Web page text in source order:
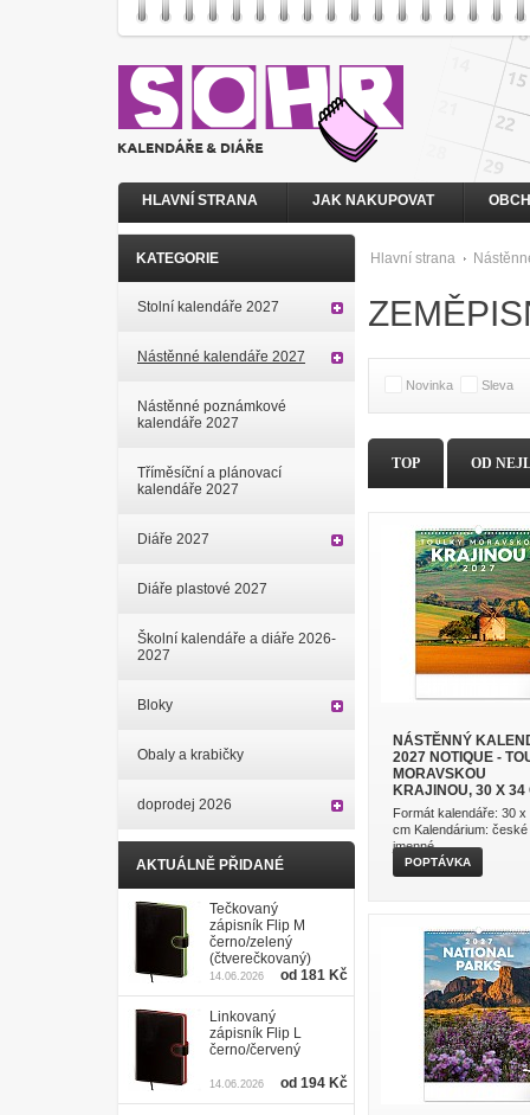
Hlavní strana
Novinka Sleva
TOP OD
NÁSTĚNNÝ
2027 NOTIQUE -
MORAVSKOU
KRAJINOU, 30 X 34
Formát kalendáře: 30 x
cm Kalendárium: české
jmenné ...
POPTÁVKA
KATEGORIE
Stolní kalendáře 2027
Nástěnné kalendáře 2027
Nástěnné poznámkové
kalendáře 2027
Tříměsíční a plánovací
kalendáře 2027
Diáře 2027
Diáře plastové 2027
Školní kalendáře a diáře 2026-
2027
Bloky
Obaly a krabičky
doprodej 2026
AKTUÁLNĚ PŘIDANÉ
Tečkovaný
zápisník Flip M
černo/zelený
(čtverečkovaný)
14.06.2026 od 181 Kč
Linkovaný
zápisník Flip L
černo/červený
14.06.2026 od 194 Kč
HLAVNÍ STRANA JAK NAKUPOVAT